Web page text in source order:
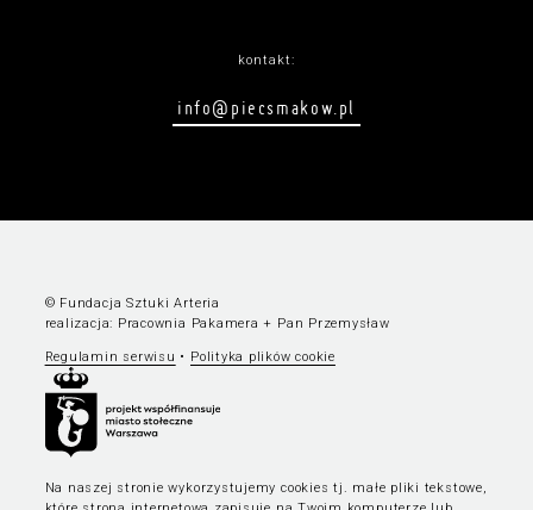
kontakt:
info@piecsmakow.pl
© Fundacja Sztuki Arteria
realizacja: Pracownia Pakamera + Pan Przemysław
Regulamin serwisu • Polityka plików cookie
Na naszej stronie wykorzystujemy cookies tj. małe pliki tekstowe,